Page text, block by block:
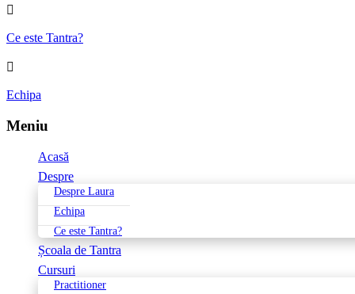

Ce este Tantra?

Echipa
Meniu
Acasă
Despre
Despre Laura
Echipa
Ce este Tantra?
Școala de Tantra
Cursuri
Practitioner